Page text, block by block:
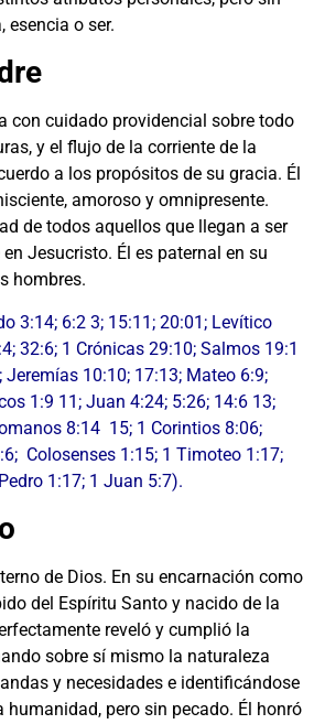
esencia o ser.
con cuidado providencial sobre todo
y el flujo de la corriente de la
a los propósitos de su gracia. Él
amoroso y omnipresente.
de todos aquellos que llegan a ser
Jesucristo. Él es paternal en su
hombres.
3:14; 6:2 3; 15:11; 20:01; Levítico
32:6; 1 Crónicas 29:10; Salmos 19:1
Jeremías 10:10; 17:13; Mateo 6:9;
1:9 11; Juan 4:24; 5:26; 14:6 13;
8:14 15; 1 Corintios 8:06;
Colosenses 1:15; 1 Timoteo 1:17;
1:17; 1 Juan 5:7).
de Dios. En su encarnación como
del Espíritu Santo y nacido de la
reveló y cumplió la
sobre sí mismo la naturaleza
y necesidades e identificándose
pero sin pecado. Él honró